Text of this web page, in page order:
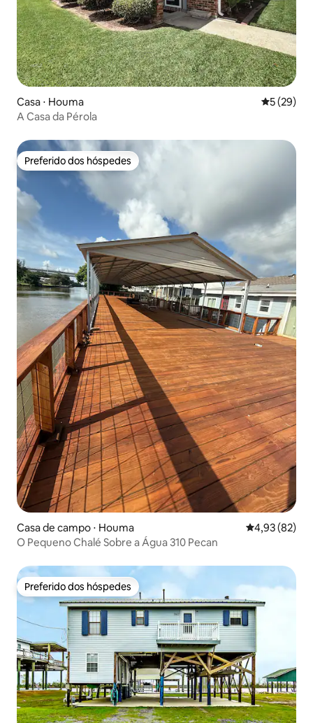
Casa ⋅ Houma 5 de uma
5 (29)
A Casa da Pérola
Preferido dos hóspedes
Preferido dos hóspedes
Casa de campo ⋅ Houma 4,93 de uma
4,93 (82)
O Pequeno Chalé Sobre a Água 310 Pecan
Preferido dos hóspedes
Preferido dos hóspedes